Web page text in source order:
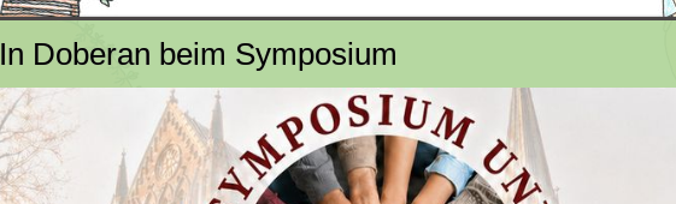
In Doberan beim Symposium